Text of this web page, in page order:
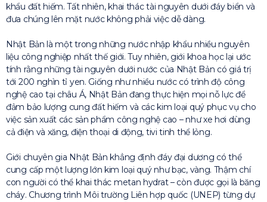
khẩu đất hiếm. Tất nhiên, khai thác tài nguyên dưới đáy biển và
đưa chúng lên mặt nước không phải việc dễ dàng.
Nhật Bản là một trong những nước nhập khẩu nhiều nguyên
liệu công nghiệp nhất thế giới. Tuy nhiên, giới khoa học lại ước
tính rằng những tài nguyên dưới nước của Nhật Bản có giá trị
tới 200 nghìn tỉ yen. Giống như nhiều nước có trình độ công
nghệ cao tại châu Á, Nhật Bản đang thực hiện mọi nỗ lực để
đảm bảo lượng cung đất hiếm và các kim loại quý phục vụ cho
việc sản xuất các sản phẩm công nghệ cao – như xe hơi dùng
cả điện và xăng, điện thoại di động, tivi tinh thể lỏng.
Giới chuyên gia Nhật Bản khẳng định đáy đại dương có thể
cung cấp một lượng lớn kim loại quý như bạc, vàng. Thậm chí
con người có thể khai thác metan hydrat – còn được gọi là băng
cháy. Chương trình Môi trường Liên hợp quốc (UNEP) từng dự